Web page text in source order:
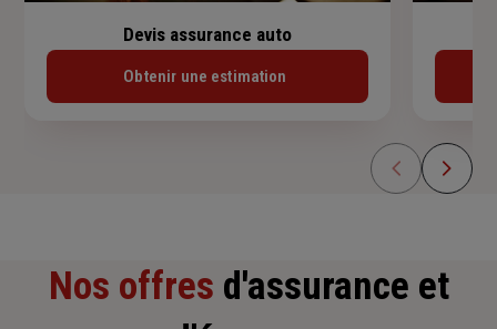
Devis assurance auto
Obtenir une estimation
Nos offres d'assurance et